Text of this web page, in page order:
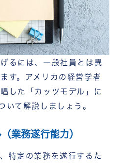
るには、一般社員とは異
す。アメリカの経営学者
した「カッツモデル」に
いて解説しましょう。
業務遂行能力）
特定の業務を遂行するた